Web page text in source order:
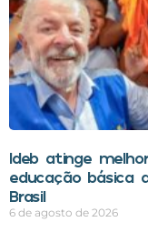
Ideb atinge
educação básica
Brasil
6 de agosto de 2026